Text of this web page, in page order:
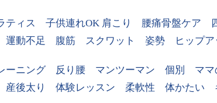
ティス 子供連れOK 肩こり 腰痛骨盤ケア
運動不足 腹筋 スクワット 姿勢 ヒップ
ーニング 反り腰 マンツーマン 個別 マ
産後太り 体験レッスン 柔軟性 体かたい